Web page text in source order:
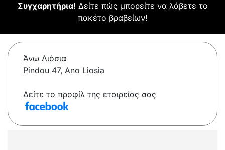
Συγχαρητήρια! Δείτε πώς μπορείτε να λάβετε το
πακέτο βραβείων!
Άνω Λιόσια
Pindou 47, Ano Liosia
Δείτε το προφίλ της εταιρείας σας